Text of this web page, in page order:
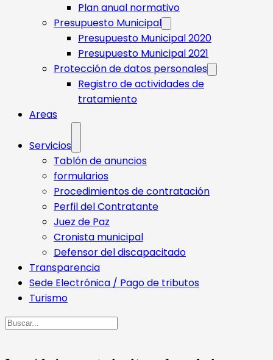
Plan anual normativo
Presupuesto Municipal
Presupuesto Municipal 2020
Presupuesto Municipal 2021
Protección de datos personales
Registro de actividades de
tratamiento
Areas
Servicios
Tablón de anuncios
formularios
Procedimientos de contratación
Perfil del Contratante
Juez de Paz
Cronista municipal
Defensor del discapacitado
Transparencia
Sede Electrónica / Pago de tributos
Turismo
Buscar